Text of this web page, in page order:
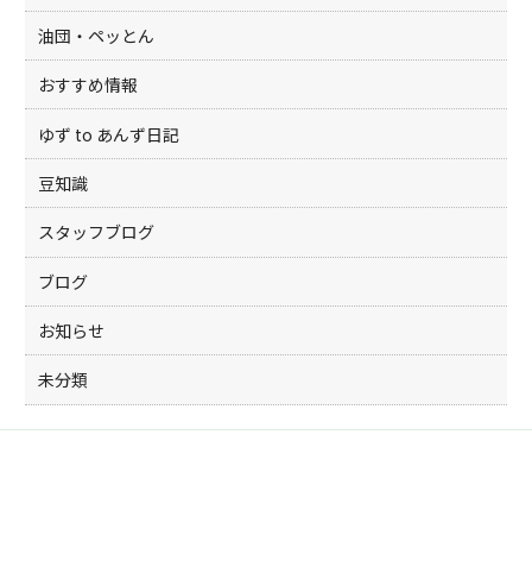
油団・ペッとん
おすすめ情報
ゆず to あんず日記
豆知識
スタッフブログ
ブログ
お知らせ
未分類